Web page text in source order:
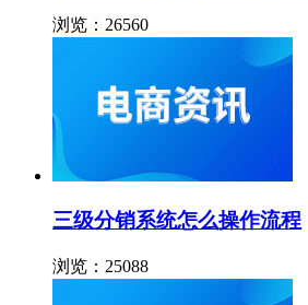
浏览：26560
三级分销系统怎么操作流程
浏览：25088